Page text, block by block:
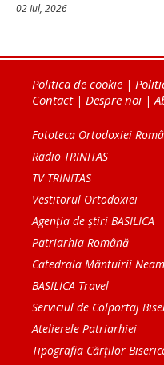
02 Iul, 2026
Politica de cookie |
Contact| Despre noi |
Fototeca Ortodoxiei
Radio TRINITAS
TV TRINITAS
Vestitorul Ortodoxiei
Agenţia de ştiri BASILICA
Patriarhia Română
Catedrala Mântuirii
BASILICA Travel
Serviciul de Colportaj
Atelierele Patriarhiei
Tipografia Cărţilor